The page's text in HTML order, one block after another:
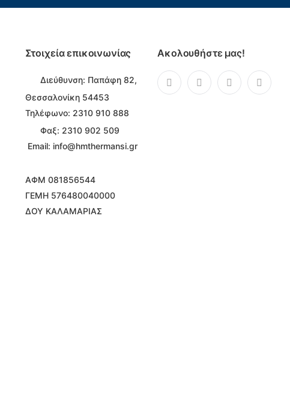
Στοιχεία επικοινωνίας
Διεύθυνση: Παπάφη 82,
Θεσσαλονίκη 54453
Τηλέφωνο: 2310 910 888
Φαξ: 2310 902 509
Email: info@hmthermansi.gr
ΑΦΜ 081856544
ΓΕΜΗ 576480040000
ΔΟΥ ΚΑΛΑΜΑΡΙΑΣ
Ακολουθήστε μας!